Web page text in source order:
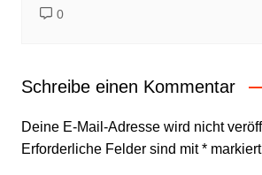
0
Schreibe einen Kommentar
Deine E-Mail-Adresse wird nicht
Erforderliche Felder sind mit*markiert